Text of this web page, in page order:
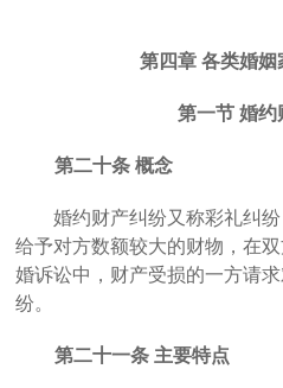
第四章 各类婚姻
第一节 婚约
第二十条 概念
婚约财产纠纷又称彩礼纠
给予对方数额较大的财物，在
婚诉讼中，财产受损的一方请
纷。
第二十一条 主要特点